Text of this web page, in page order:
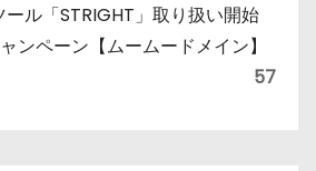
ル「STRIGHT」取り扱い開始
ンペーン【ムームードメイン】
57